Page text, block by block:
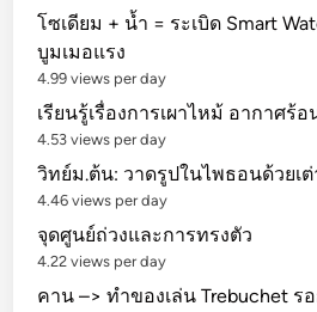
โซเดียม + น้ำ = ระเบิด Smart
บูมเมอแรง
4.99 views per day
เรียนรู้เรื่องการเผาไหม้ อากาศร้
4.53 views per day
วิทย์ม.ต้น: วาดรูปในไพธอนด้วยเต่
4.46 views per day
จุดศูนย์ถ่วงและการทรงตัว
4.22 views per day
คาน –> ทำของเล่น Trebuchet